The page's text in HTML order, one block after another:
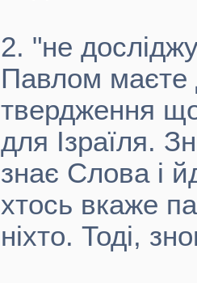
2. "не
Павлом маєте
твердження
для Ізраїля.
знає Слова і
хтось вкаже
ніхто. Тоді,